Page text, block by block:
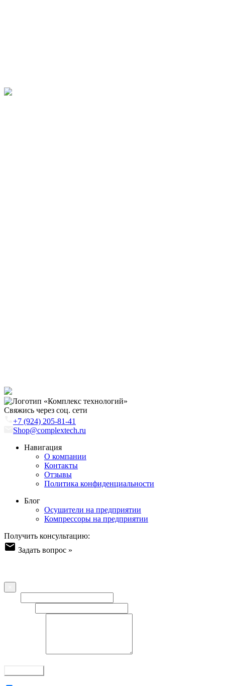
Свяжись через соц. сети
+7 (924) 205-81-41
Shop@complextech.ru
Навигация
О компании
Контакты
Отзывы
Политика конфиденциальности
Блог
Осушители на предприятии
Компрессоры на предприятии
Получить консультацию:
Задать вопрос »